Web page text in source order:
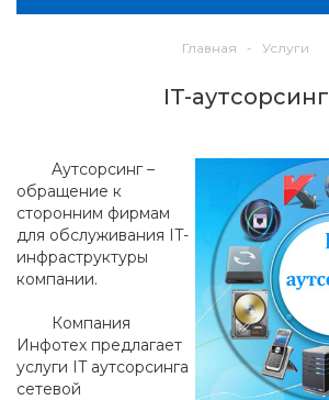
Главная - Услуги
IT-аутсорсинг
Aутсорсинг –
обращение к
сторонним фирмам
для обслуживания IT-
инфраструктуры
компании.
Компания
Инфотех предлагает
услуги IT аутсорсинга
сетевой